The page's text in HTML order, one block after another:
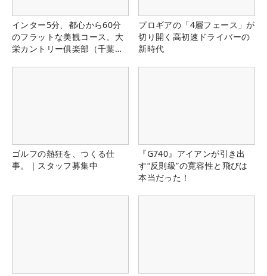
インター5分、都心から60分
のフラットな美観コース。大
栄カントリー俱楽部（千葉
プロギアの「4層フェース」が
切り開く高初速ドライバーの
新時代
ゴルフの熱狂を、つくる仕
事。｜スタッフ募集中
『G740』アイアンが引き出
す“反則級”の寛容性と飛びは
本当だった！